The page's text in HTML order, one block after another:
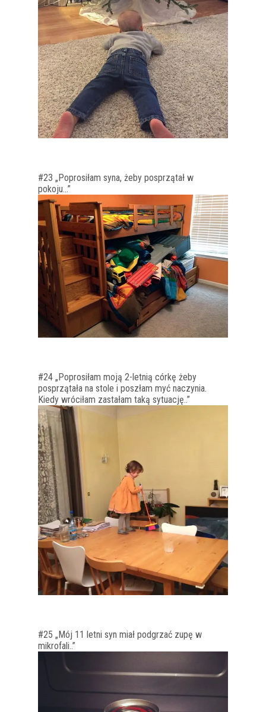
#23 „Poprosiłam syna, żeby posprzątał w
pokoju…”
#24 „Poprosiłam moją 2-letnią córkę żeby
posprzątała na stole i poszłam myć naczynia.
Kiedy wróciłam zastałam taką sytuację..”
#25 „Mój 11 letni syn miał podgrzać zupę w
mikrofali..”